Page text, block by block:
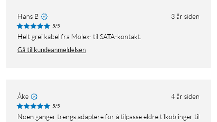
Hans B 3 år siden
5/5
Helt grei kabel fra Molex- til SATA-kontakt.
Gå til kundeanmeldelsen
Åke 4 år siden
5/5
Noen ganger trengs adaptere for å tilpasse eldre tilkoblinger til